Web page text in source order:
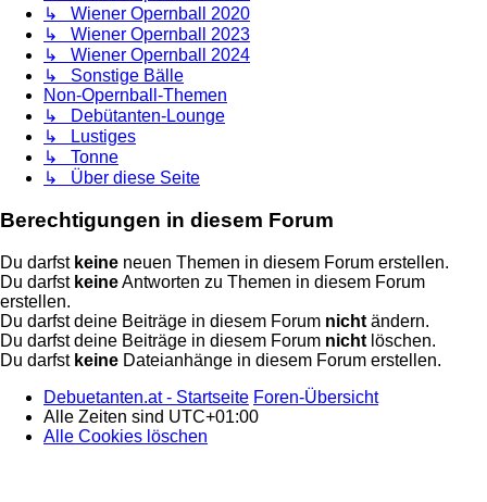
↳ Wiener Opernball 2020
↳ Wiener Opernball 2023
↳ Wiener Opernball 2024
↳ Sonstige Bälle
Non-Opernball-Themen
↳ Debütanten-Lounge
↳ Lustiges
↳ Tonne
↳ Über diese Seite
Berechtigungen in diesem Forum
Du darfst keine neuen Themen in diesem Forum erstellen.
Du darfst keineAntworten zu Themen in diesem Forum
erstellen.
Du darfst deine Beiträge in diesem Forum nicht ändern.
Du darfst deine Beiträge in diesem Forum nicht löschen.
Du darfst keine Dateianhänge in diesem Forum erstellen.
Debuetanten.at - Startseite Foren-Übersicht
Alle Zeiten sind UTC+01:00
Alle Cookies löschen